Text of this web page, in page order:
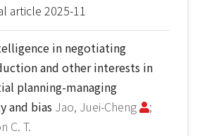
article 2025-11
in negotiating
and other interests in
planning-managing
and bias Jao, Juei-Cheng
;
C. T.